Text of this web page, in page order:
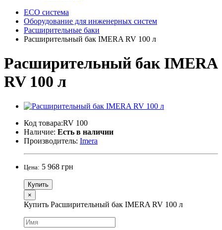
ECO система
Оборудование для инженерных систем
Расширительные баки
Расширительный бак IMERA RV 100 л
Расширительный бак IMERA
RV 100 л
Код товара:RV 100
Наличие: Есть в наличии
Производитель: Imera
Цена: 5 968 грн
Купить
×
Купить Расширительный бак IMERA RV 100 л